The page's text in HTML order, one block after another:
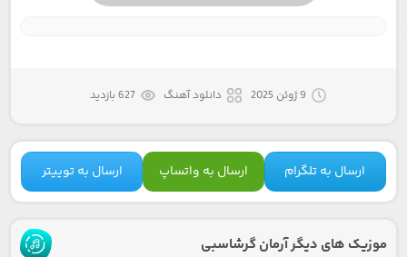
9 ژوئن 2025 دانلود آهنگ 627 بازدید
ارسال به تلگرام ارسال به واتساپ ارسال به توییتر
موزیک های دیگر آرمان گرشاسبی